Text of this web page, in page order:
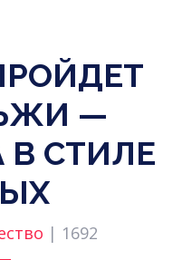
—
В СТИЛЕ
| 1692